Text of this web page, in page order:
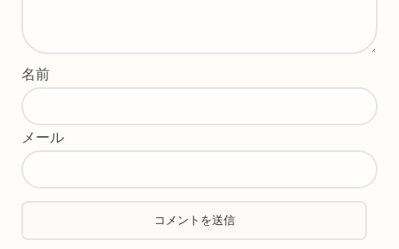
名前
メール